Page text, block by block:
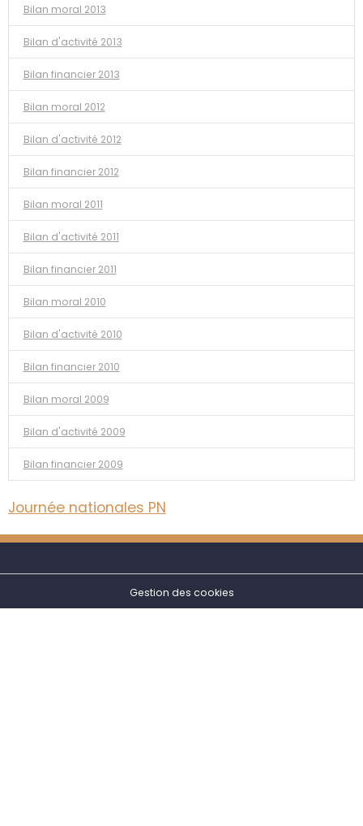
Bilan moral 2013
Bilan d'activité 2013
Bilan financier 2013
Bilan moral 2012
Bilan d'activité 2012
Bilan financier 2012
Bilan moral 2011
Bilan d'activité 2011
Bilan financier 2011
Bilan moral 2010
Bilan d'activité 2010
Bilan financier 2010
Bilan moral 2009
Bilan d'activité 2009
Bilan financier 2009
Journée nationales PN
Gestion des cookies